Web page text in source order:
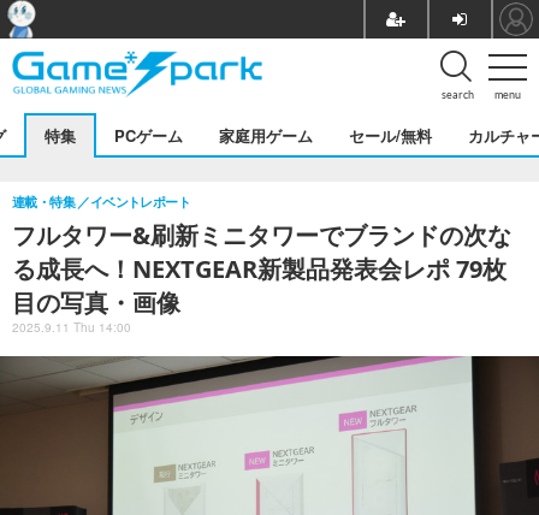
menu
search
特集 PCゲーム 家庭用ゲーム セール/無料 カルチャ
フルタワー&刷新ミニタワーでブランドの次な
る成長へ！NEXTGEAR新製品発表会レポ 79枚
目の写真・画像
連載・特集 イベントレポート
2025.9.11 Thu 14:00